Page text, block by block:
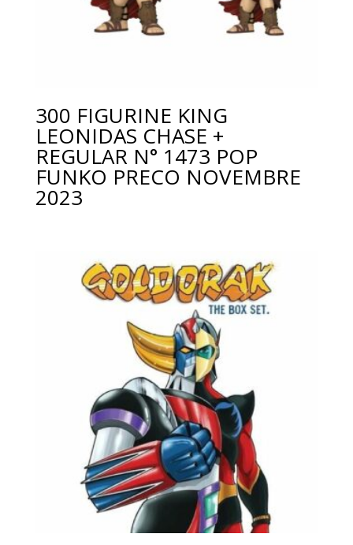
300 FIGURINE KING
LEONIDAS CHASE +
REGULAR N° 1473 POP
FUNKO PRECO NOVEMBRE
2023